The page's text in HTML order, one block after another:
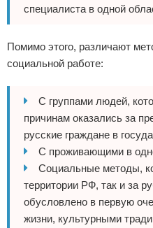
специалиста в одной
Помимо этого, различают
социальной работе:
С группами людей,
причинам оказались за
русские граждане в
С проживающими в
Социальные методы,
территории РФ, так и за
обусловлено в первую
жизни, культурными